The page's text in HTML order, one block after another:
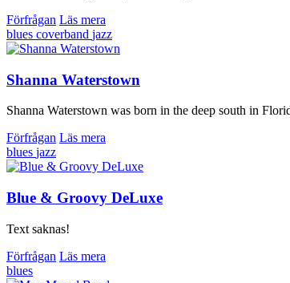
Förfrågan Läs mera
blues coverband jazz
Shanna Waterstown
Shanna Waterstown was born in the deep south in
Förfrågan Läs mera
blues jazz
Blue & Groovy DeLuxe
Text saknas!
Förfrågan Läs mera
blues